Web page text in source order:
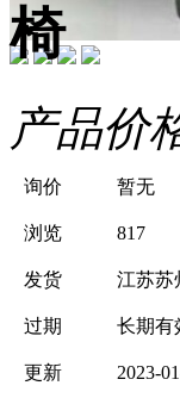
椅
产品价
询价 暂无
浏览 817
发货 江苏苏
过期 长期有
更新 2023-